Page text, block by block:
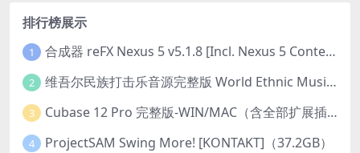
排行榜展示
1 合成器 reFX Nexus 5 v5.1.8 [Incl. Nexus 5 Content] PC/v5.1.8 MAC
2 维吾尔民族打击乐音源完整版 World Ethnic Music Uyghur Instruments v1.0.1 [KONTAKT]
3 Cubase 12 Pro 完整版-WIN/MAC（含全部扩展插件）
4 ProjectSAM Swing More! [KONTAKT]（37.2GB）